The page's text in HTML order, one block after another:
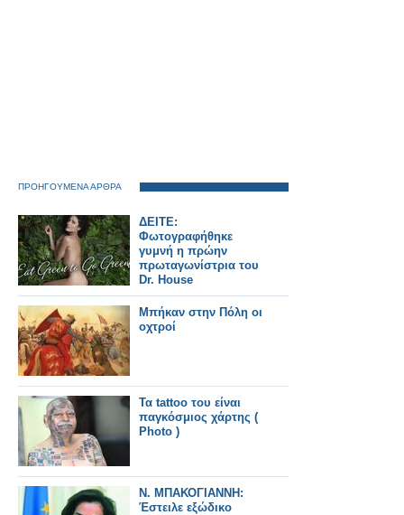
ΠΡΟΗΓΟΥΜΕΝΑ ΑΡΘΡΑ
ΔΕΙΤΕ:
Φωτογραφήθηκε
γυμνή η πρώην
πρωταγωνίστρια του
Dr. House
Μπήκαν στην Πόλη οι
οχτροί
Τα tattoo του είναι
παγκόσμιος χάρτης (
Photo )
N. ΜΠΑΚΟΓΙΑΝΝΗ:
Έστειλε εξώδικο